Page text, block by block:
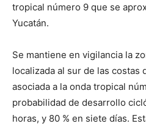
tropical número 9 que se
Yucatán.
Se mantiene en vigilancia la
localizada al sur de las costas
asociada a la onda tropical
probabilidad de desarrollo
horas, y 80 % en siete días.